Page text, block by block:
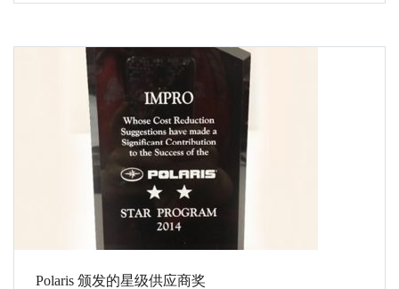
Polaris 颁发的星级供应商奖